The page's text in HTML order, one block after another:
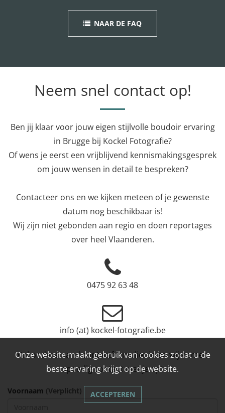
NAAR DE FAQ
Neem snel contact op!
Ben jij klaar voor jouw eigen stijlvolle boudoir ervaring
in Brugge bij Kockel Fotografie?
Of wens je eerst een vrijblijvend kennismakingsgesprek
om jouw wensen in detail te bespreken?
Contacteer ons en we kijken meteen of je gewenste
datum nog beschikbaar is!
Wij zijn niet gebonden aan regio en doen reportages
over heel Vlaanderen.
0475 92 63 48
info (at) kockel-fotografie.be
Vul onderstaand contactformulier in en wij nemen
spoedig contact met je op!
Voornaam (Verplicht)
Onze website maakt gebruik van cookies zodat u de
beste ervaring krijgt op de website.
ACCEPTEREN